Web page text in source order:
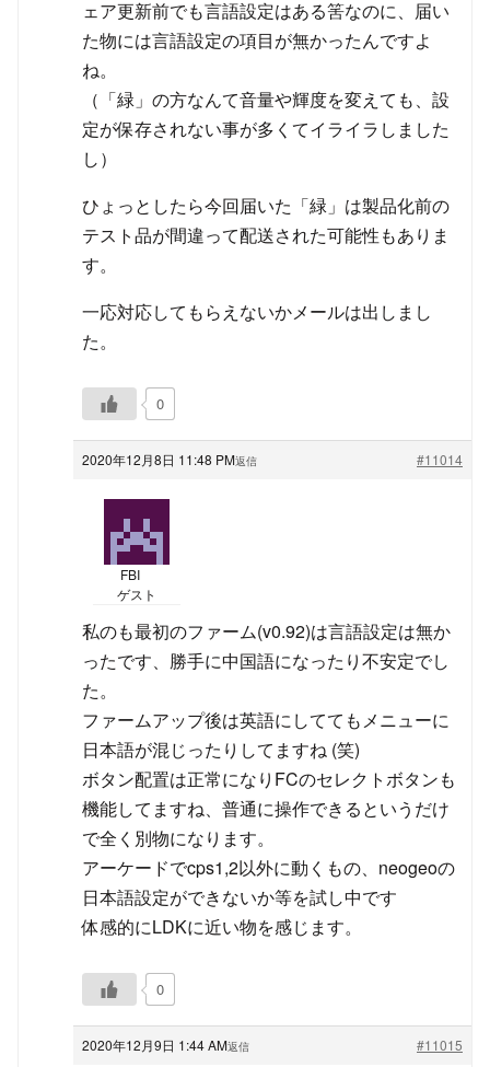
ェア更新前でも言語設定はある筈なのに、届い
た物には言語設定の項目が無かったんですよ
ね。
（「緑」の方なんて音量や輝度を変えても、設
定が保存されない事が多くてイライラしました
し）
ひょっとしたら今回届いた「緑」は製品化前の
テスト品が間違って配送された可能性もありま
す。
一応対応してもらえないかメールは出しまし
た。
0
2020年12月8日 11:48 PM #11014
返信
FBI
ゲスト
私のも最初のファーム(v0.92)は言語設定は無か
ったです、勝手に中国語になったり不安定でし
た。
ファームアップ後は英語にしててもメニューに
日本語が混じったりしてますね (笑)
ボタン配置は正常になりFCのセレクトボタンも
機能してますね、普通に操作できるというだけ
で全く別物になります。
アーケードでcps1,2以外に動くもの、neogeoの
日本語設定ができないか等を試し中です
体感的にLDKに近い物を感じます。
0
2020年12月9日 1:44 AM #11015
返信